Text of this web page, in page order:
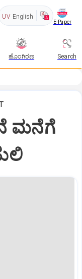
UV English
E-Paper
ಹೊಂಗಿರಣ Search
ಮನೆಗೆ